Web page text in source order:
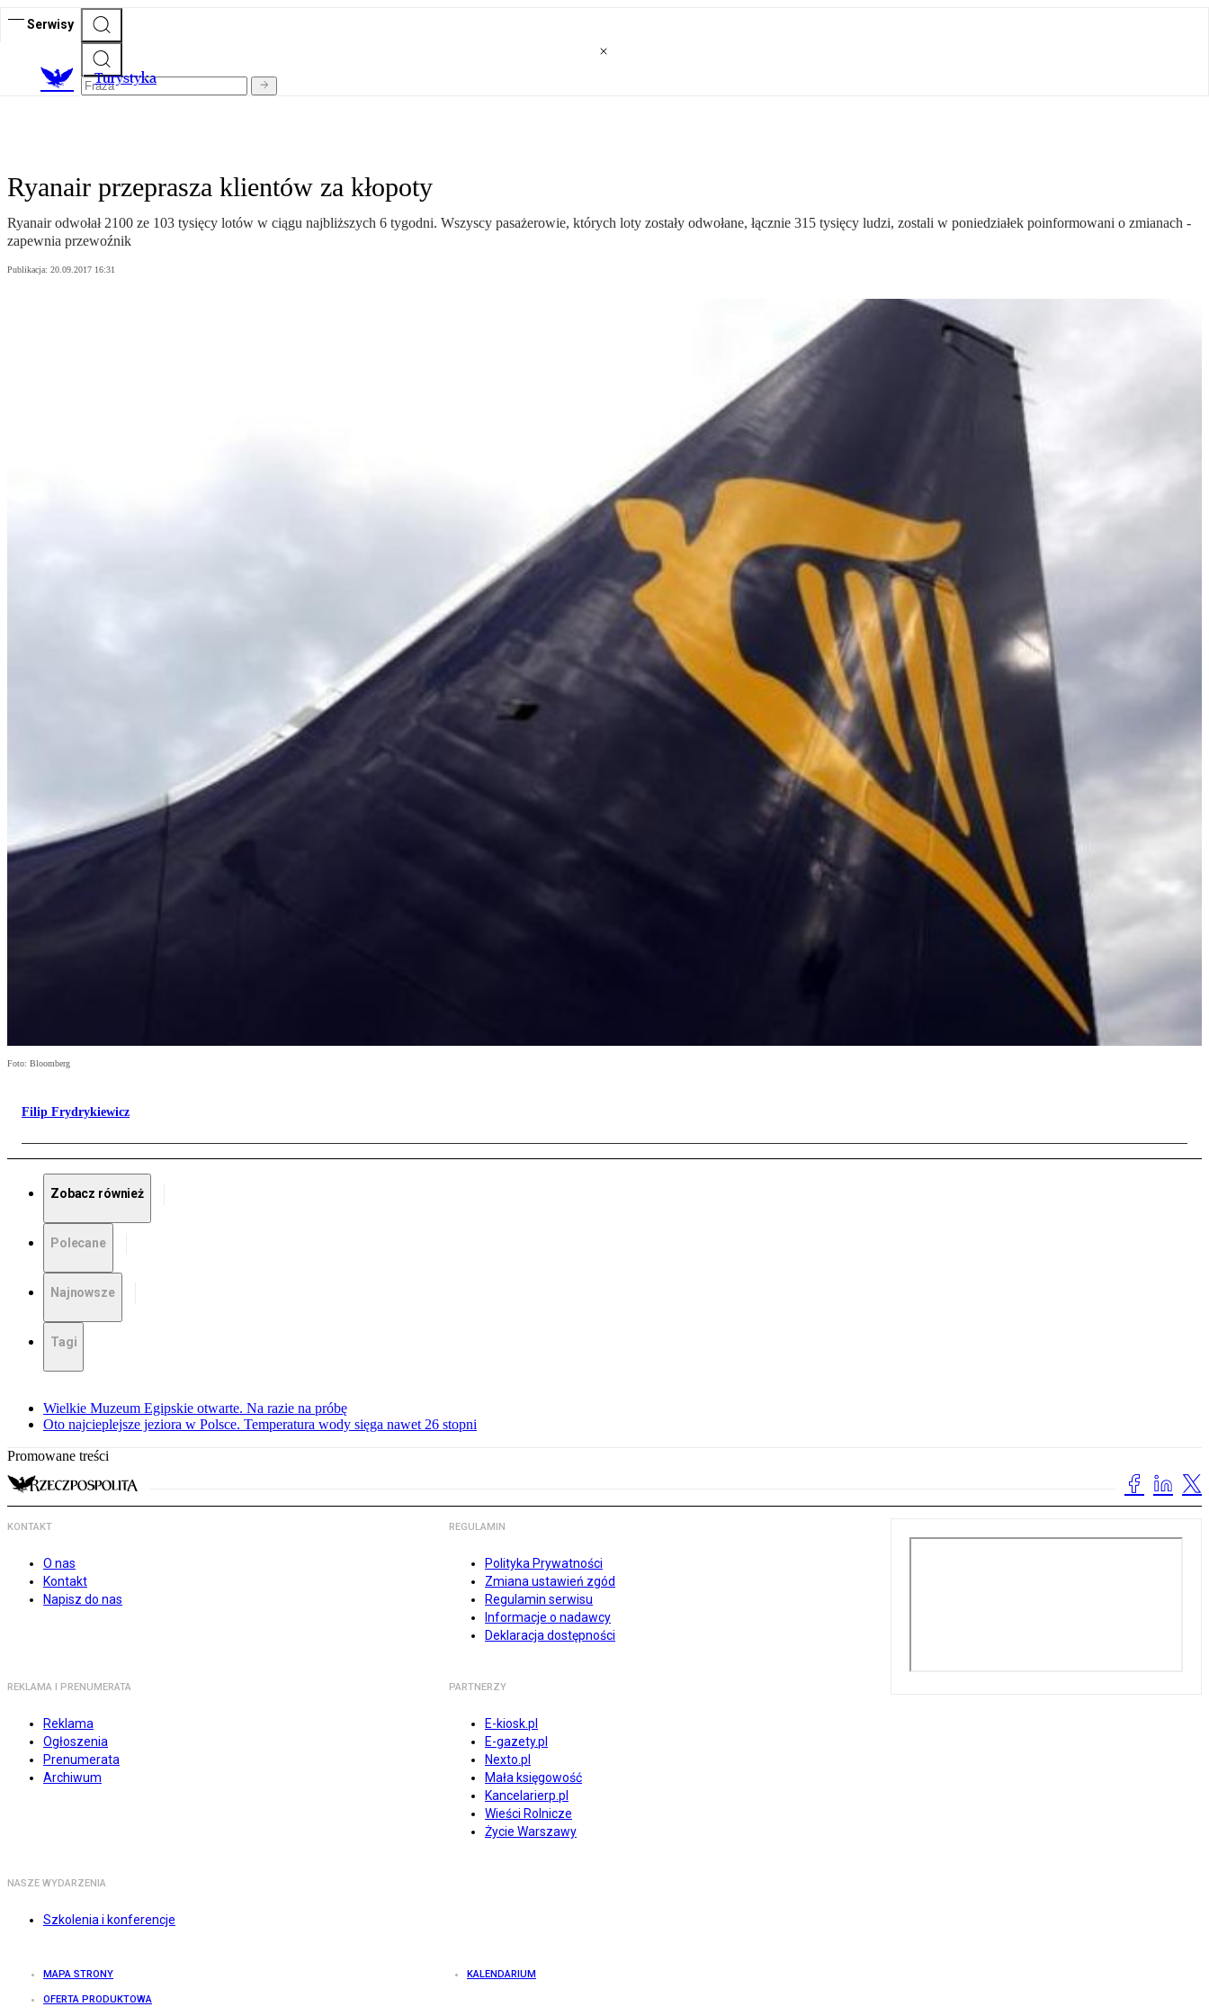
Serwisy
Turystyka
Ryanair przeprasza klientów za kłopoty
Ryanair odwołał 2100 ze 103 tysięcy lotów w ciągu najbliższych 6 tygodni. Wszyscy pasażerowie, których loty zostały odwołane, łącznie 315 tysięcy ludzi, zostali w poniedziałek poinformowani o zmianach -
zapewnia przewoźnik
Publikacja: 20.09.2017 16:31
Foto: Bloomberg
Filip Frydrykiewicz
Zobacz również
Polecane
Najnowsze
Tagi
Wielkie Muzeum Egipskie otwarte. Na razie na próbę
Oto najcieplejsze jeziora w Polsce. Temperatura wody sięga nawet 26 stopni
Promowane treści
KONTAKT
O nas
Kontakt
Napisz do nas
REGULAMIN
Polityka Prywatności
Zmiana ustawień zgód
Regulamin serwisu
Informacje o nadawcy
Deklaracja dostępności
REKLAMA I PRENUMERATA
Reklama
Ogłoszenia
Prenumerata
Archiwum
PARTNERZY
E-kiosk.pl
E-gazety.pl
Nexto.pl
Mała księgowość
Kancelarierp.pl
Wieści Rolnicze
Życie Warszawy
NASZE WYDARZENIA
Szkolenia i konferencje
MAPA STRONY KALENDARIUM
OFERTA PRODUKTOWA